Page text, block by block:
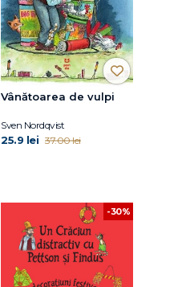
Vânătoarea de vulpi
Sven Nordqvist
25.9 lei 37.00 lei
-30%